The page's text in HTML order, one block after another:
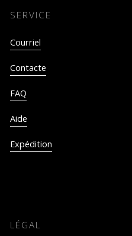
SERVICE
Courriel
Contacte
FAQ
Aide
Expédition
LÉGAL